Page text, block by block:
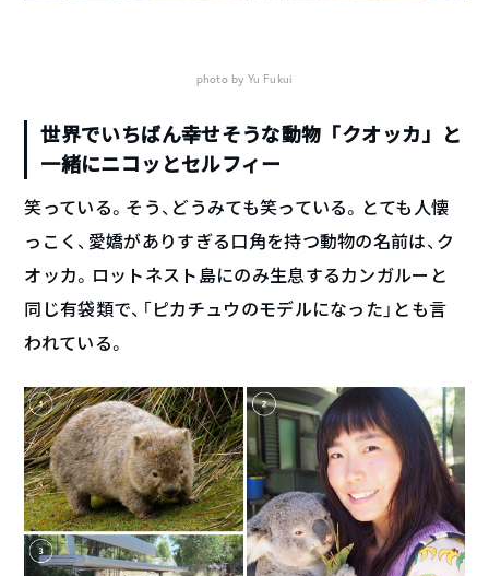
photo by Yu Fukui
世界でいちばん幸せそうな動物「クオッカ」と
一緒にニコッとセルフィー
笑っている。そう、どうみても笑っている。とても人懐
っこく、愛嬌がありすぎる口角を持つ動物の名前は、ク
オッカ。ロットネスト島にのみ生息するカンガルーと
同じ有袋類で、「ピカチュウのモデルになった」とも言
われている。